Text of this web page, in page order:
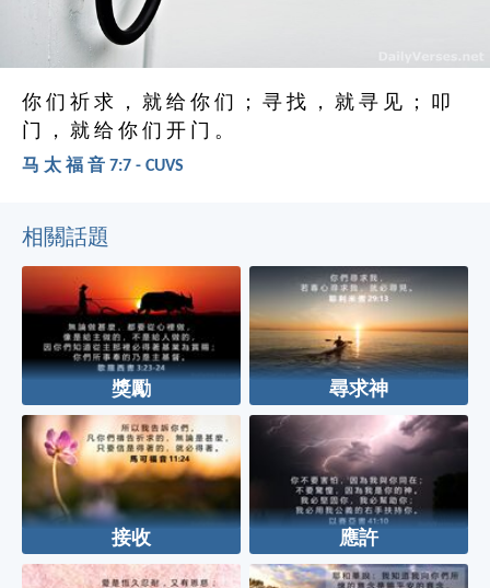
你 们 祈 求 ， 就 给 你 们 ； 寻 找 ， 就 寻 见 ； 叩
门 ， 就 给 你 们 开 门 。
马 太 福 音 7:7 - CUVS
相關話題
獎勵 尋求神
接收 應許